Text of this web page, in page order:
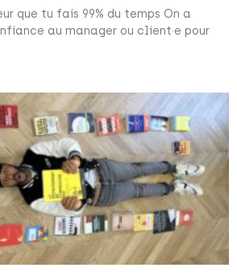
que tu fais 99% du temps On a
au manager ou client·e pour